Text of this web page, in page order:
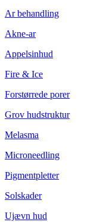
Ar behandling
Akne-ar
Appelsinhud
Fire & Ice
Forstørrede porer
Grov hudstruktur
Melasma
Microneedling
Pigmentpletter
Solskader
Ujævn hud